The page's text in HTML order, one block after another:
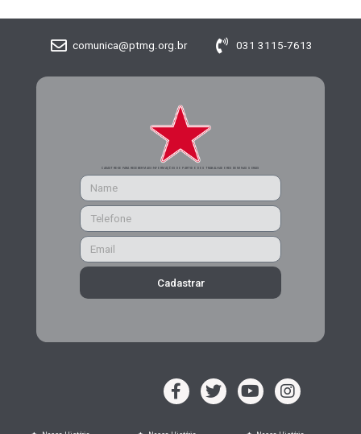
comunica@ptmg.org.br 031 3115-7613
CADASTRE-SE PARA RECEBER MAIS INFORMAÇÕES DO PARTIDO DOS TRABALHADORES DE MINAS GERAIS
Cadastrar